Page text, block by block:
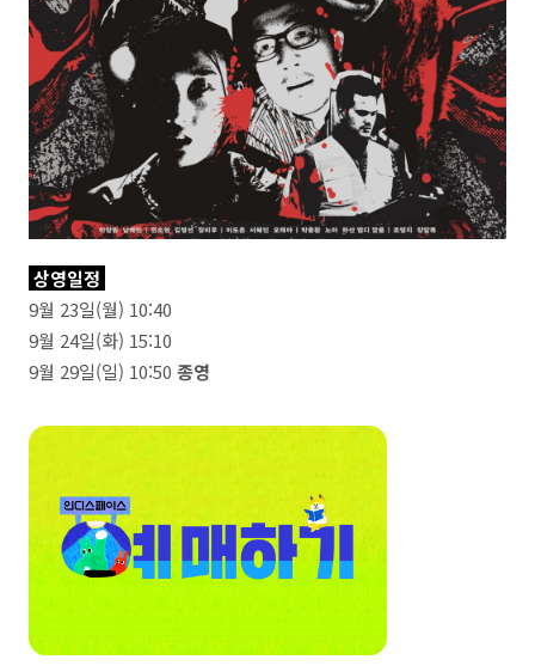
상영일정
9월 23일(월) 10:40
9월 24일(화) 15:10
9월 29일(일) 10:50 종영